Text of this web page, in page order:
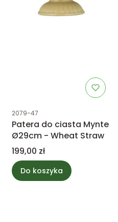
Kod produktu
2079-47
Patera do ciasta Mynte
Ø29cm - Wheat Straw
Cena
199,00 zł
Do koszyka